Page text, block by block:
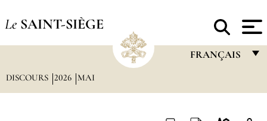
Le SAINT-SIÈGE
FRANÇAIS
DISCOURS 2026 MAI